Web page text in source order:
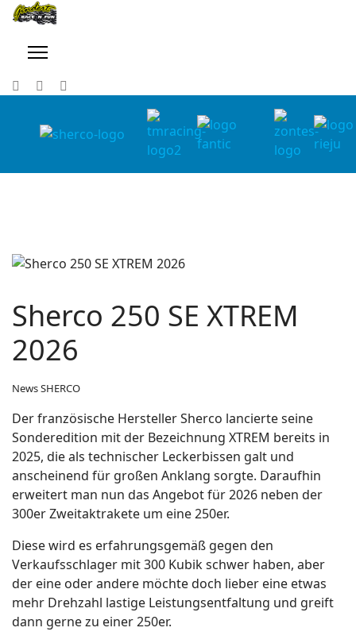
Sherco 250 SE XTREM
2026
News SHERCO
Der französische Hersteller Sherco lancierte seine
Sonderedition mit der Bezeichnung XTREM bereits in
2025, die als technischer Leckerbissen galt und
anscheinend für großen Anklang sorgte. Daraufhin
erweitert man nun das Angebot für 2026 neben der
300er Zweitaktrakete um eine 250er.
Diese wird es erfahrungsgemäß gegen den
Verkaufsschlager mit 300 Kubik schwer haben, aber
der eine oder andere möchte doch lieber eine etwas
mehr Drehzahl lastige Leistungsentfaltung und greift
dann gerne zu einer 250er.